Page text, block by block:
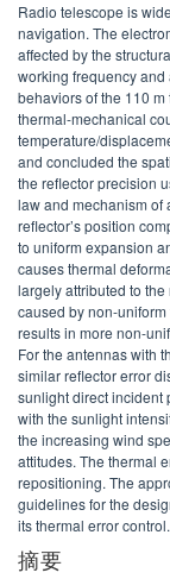
Radio telescope is
navigation. The
affected by the
working frequency and
behaviors of the 110
thermal-mechanical
temperature/
and concluded the
the reflector precision
law and mechanism of
reflector’s position
to uniform expansion
causes thermal
largely attributed to
caused by non-
results in more non-
For the antennas with
similar reflector error
sunlight direct incident
with the sunlight
the increasing wind
attitudes. The thermal
repositioning. The
guidelines for the
its thermal error control.
摘要